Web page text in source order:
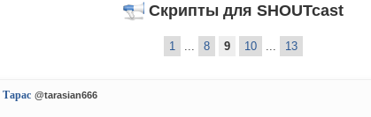
Скрипты для SHOUTcast
1 ... 8 9 10 ... 13
Тарас @tarasian666